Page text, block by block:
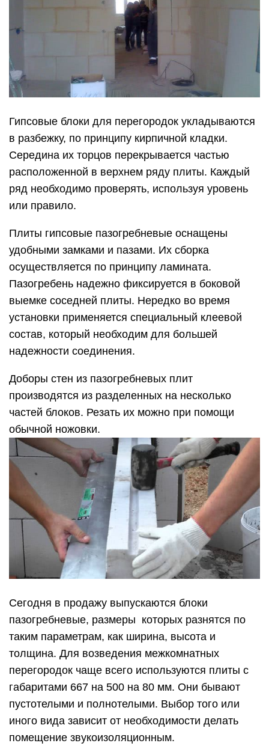
Гипсовые блоки для перегородок укладываются
в разбежку, по принципу кирпичной кладки.
Середина их торцов перекрывается частью
расположенной в верхнем ряду плиты. Каждый
ряд необходимо проверять, используя уровень
или правило.
Плиты гипсовые пазогребневые оснащены
удобными замками и пазами. Их сборка
осуществляется по принципу ламината.
Пазогребень надежно фиксируется в боковой
выемке соседней плиты. Нередко во время
установки применяется специальный клеевой
состав, который необходим для большей
надежности соединения.
Доборы стен из пазогребневых плит
производятся из разделенных на несколько
частей блоков. Резать их можно при помощи
обычной ножовки.
Сегодня в продажу выпускаются блоки
пазогребневые, размеры которых разнятся по
таким параметрам, как ширина, высота и
толщина. Для возведения межкомнатных
перегородок чаще всего используются плиты с
габаритами 667 на 500 на 80 мм. Они бывают
пустотелыми и полнотелыми. Выбор того или
иного вида зависит от необходимости делать
помещение звукоизоляционным.